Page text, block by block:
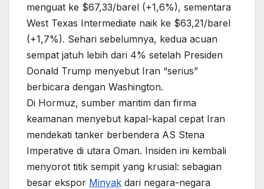
menguat ke $67,33/barel (+1,6%), sementara
West Texas Intermediate naik ke $63,21/barel
(+1,7%). Sehari sebelumnya, kedua acuan
sempat jatuh lebih dari 4% setelah Presiden
Donald Trump menyebut Iran “serius”
berbicara dengan Washington.
Di Hormuz, sumber maritim dan firma
keamanan menyebut kapal-kapal cepat Iran
mendekati tanker berbendera AS Stena
Imperative di utara Oman. Insiden ini kembali
menyorot titik sempit yang krusial: sebagian
besar ekspor Minyak dari negara-negara